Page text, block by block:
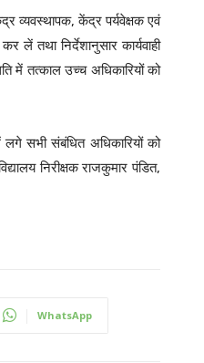
व्यवस्थापक, केंद्र पर्यवेक्षक एवं
लें तथा निर्देशानुसार कार्यवाही
में तत्काल उच्च अधिकारियों को
लगे सभी संबंधित अधिकारियों को
निरीक्षक राजकुमार पंडित,
WhatsApp